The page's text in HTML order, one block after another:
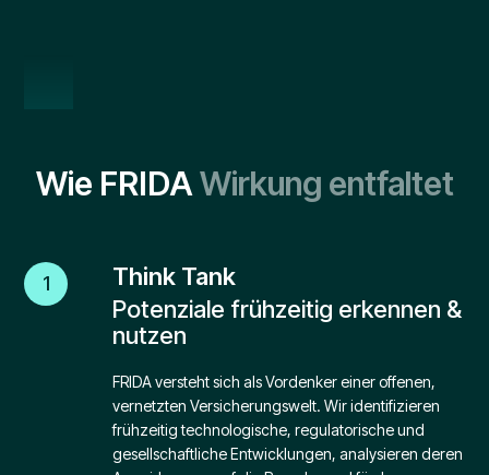
Wie FRIDAWirkung entfaltet
1
Think Tank
Potenziale frühzeitig erkennen &
nutzen
FRIDA versteht sich als Vordenker einer offenen,
vernetzten Versicherungswelt. Wir identifizieren
frühzeitig technologische, regulatorische und
gesellschaftliche Entwicklungen, analysieren deren